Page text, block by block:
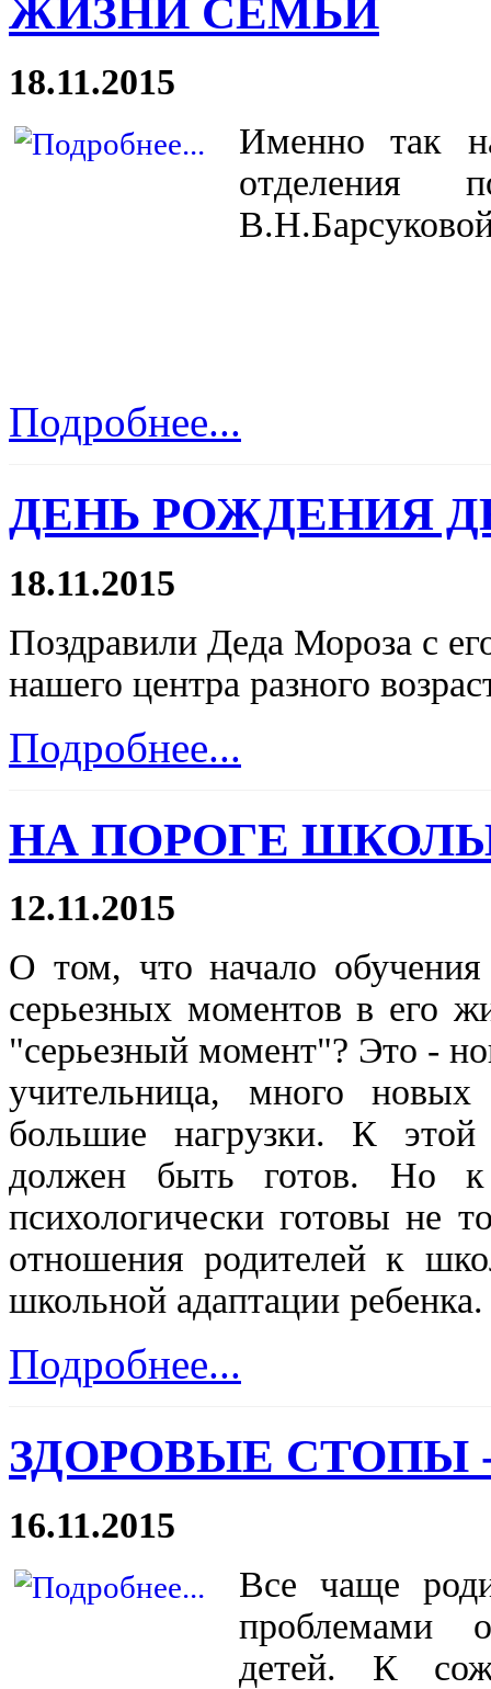
ЖИЗНИ СЕМЬИ
18.11.2015
Именно так
отделения
Подробнее...
ДЕНЬ РОЖДЕНИЯ
18.11.2015
Поздравили Деда Мороза с
нашего центра разного
Подробнее...
НА ПОРОГЕ
12.11.2015
О том, что начало
серьезных моментов в его
"серьезный момент"? Это -
учительница, много новых
большие нагрузки. К
должен быть готов. Но
психологически готовы не
отношения родителей к
школьной адаптации ребенка.
Подробнее...
ЗДОРОВЫЕ СТОПЫ
16.11.2015
Все чаще
проблемами
детей. К